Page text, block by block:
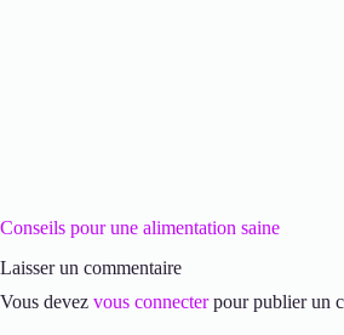
Conseils pour une alimentation saine
Laisser un commentaire
Vous devez vous connecterpour publier un